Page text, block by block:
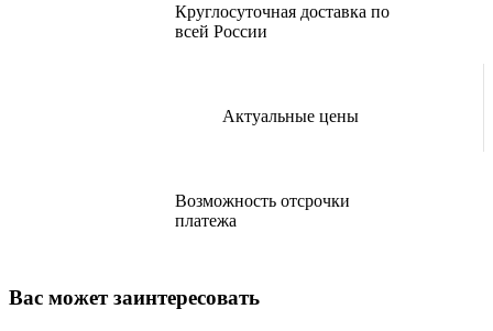
Круглосуточная доставка по
всей России
Актуальные цены
Возможность отсрочки
платежа
Вас может заинтересовать